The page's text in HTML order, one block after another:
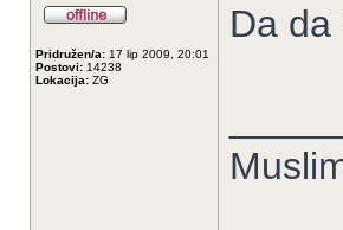
Pridružen/a: 17 lip 2009, 20:01
Postovi: 14238
Lokacija: ZG
Da da